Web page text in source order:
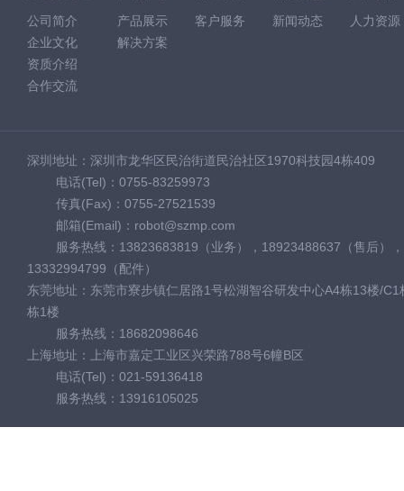
公司简介
企业文化
资质介绍
合作交流
产品展示
解决方案
客户服务
新闻动态
人力资源
深圳地址：深圳市龙华区民治街道民治社区1970科技园4栋409
电话(Tel)：0755-83259973
传真(Fax)：0755-27521539
邮箱(Email)：robot@szmp.com
服务热线：13823683819（业务），18923488637（售后），
13332994799（配件）
东莞地址：东莞市寮步镇仁居路1号松湖智谷研发中心A4栋13楼/C1
栋1楼
服务热线：18682098646
上海地址：上海市嘉定工业区兴荣路788号6幢B区
电话(Tel)：021-59136418
服务热线：13916105025